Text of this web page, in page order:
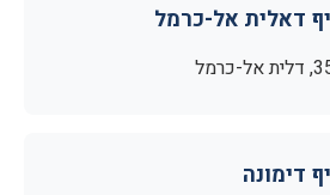
דאלית אל-כרמל
דימונה